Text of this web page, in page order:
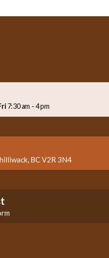
7:30 am - 4 pm
BC V2R 3N4